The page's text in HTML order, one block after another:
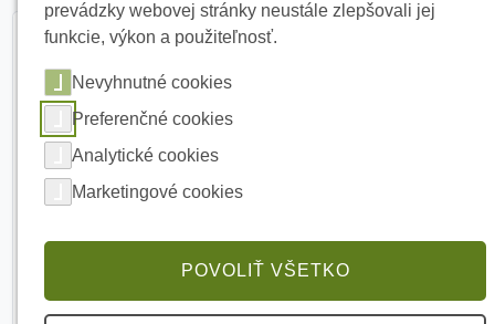
prevádzky webovej stránky neustále zlepšovali jej
funkcie, výkon a použiteľnosť.
Nevyhnutné cookies
Preferenčné cookies
Analytické cookies
Marketingové cookies
POVOLIŤ VŠETKO